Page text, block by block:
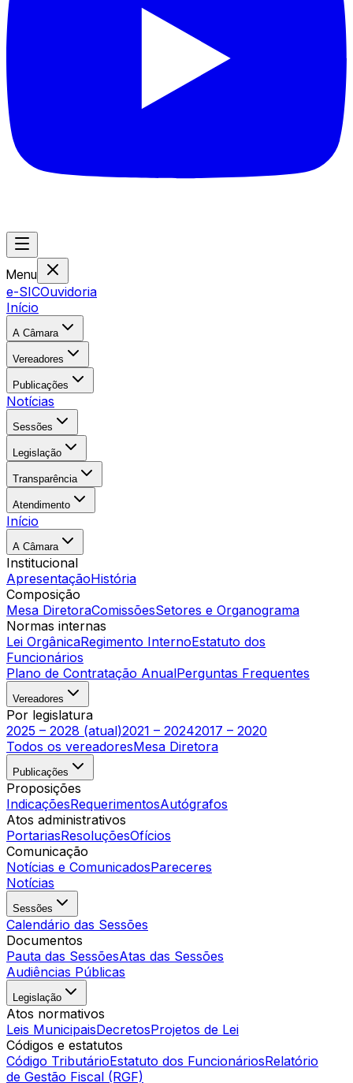
Menu
e-SICOuvidoria
Início
A Câmara
Vereadores
Publicações
Notícias
Sessões
Legislação
Transparência
Atendimento
Início
A Câmara
Institucional
ApresentaçãoHistória
Composição
Mesa DiretoraComissõesSetores e Organograma
Normas internas
Lei OrgânicaRegimento InternoEstatuto dos
Funcionários
Plano de Contratação AnualPerguntas Frequentes
Vereadores
Por legislatura
2025 – 2028 (atual)2021 – 20242017 – 2020
Todos os vereadoresMesa Diretora
Publicações
Proposições
IndicaçõesRequerimentosAutógrafos
Atos administrativos
PortariasResoluçõesOfícios
Comunicação
Notícias e ComunicadosPareceres
Notícias
Sessões
Calendário das Sessões
Documentos
Pauta das SessõesAtas das Sessões
Audiências Públicas
Legislação
Atos normativos
Leis MunicipaisDecretosProjetos de Lei
Códigos e estatutos
Código TributárioEstatuto dos FuncionáriosRelatório
de Gestão Fiscal (RGF)